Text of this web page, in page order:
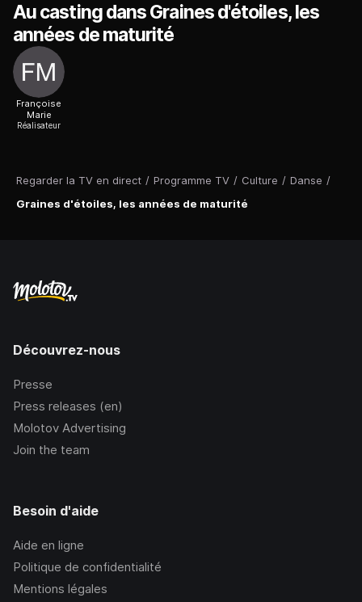
Regarder la TV en direct / Programme TV / Culture / Danse /
Graines d'étoiles, les années de maturité
Au casting dans Graines d'étoiles, les
années de maturité
Françoise
Marie
Réalisateur
Découvrez-nous
Presse
Press releases (en)
Molotov Advertising
Join the team
Besoin d'aide
Aide en ligne
Politique de confidentialité
Mentions légales